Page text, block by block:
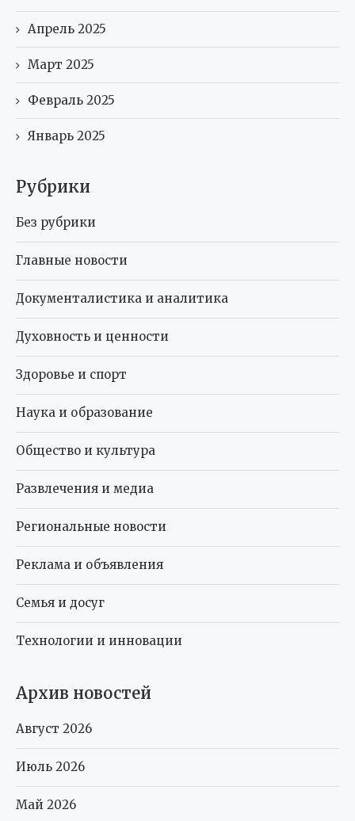
Апрель 2025
Март 2025
Февраль 2025
Январь 2025
Рубрики
Без рубрики
Главные новости
Документалистика и аналитика
Духовность и ценности
Здоровье и спорт
Наука и образование
Общество и культура
Развлечения и медиа
Региональные новости
Реклама и объявления
Семья и досуг
Технологии и инновации
Архив новостей
Август 2026
Июль 2026
Май 2026